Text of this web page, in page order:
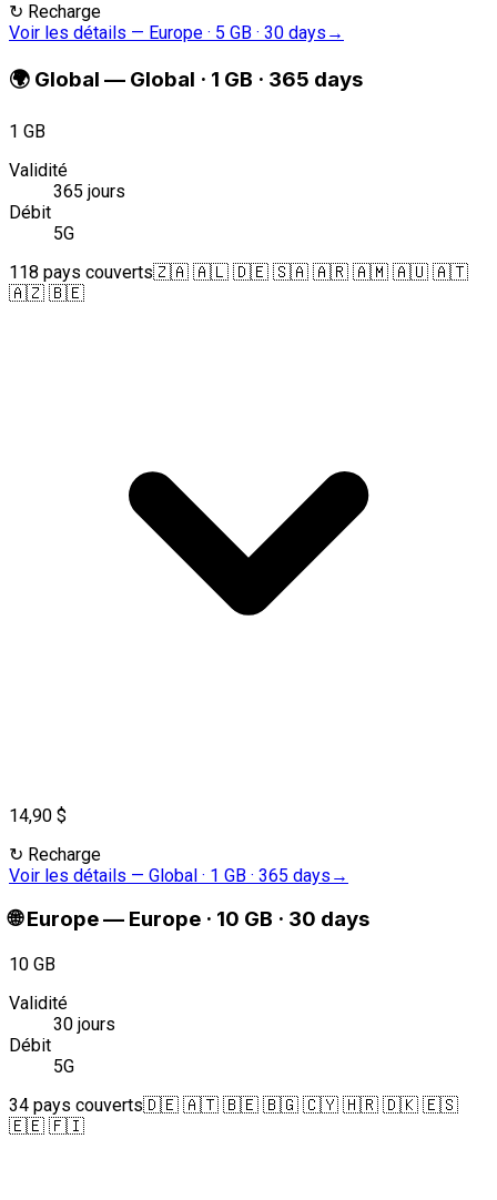
↻ Recharge
Voir les détails — Europe · 5 GB · 30 days →
🌍 Global — Global · 1 GB · 365 days
1 GB
Validité
365 jours
Débit
5G
118 pays couverts🇿🇦 🇦🇱 🇩🇪 🇸🇦 🇦🇷 🇦🇲 🇦🇺 🇦🇹
🇦🇿 🇧🇪
14,90 $
↻ Recharge
Voir les détails — Global · 1 GB · 365 days →
🌐 Europe— Europe · 10 GB · 30 days
10 GB
Validité
30 jours
Débit
5G
34 pays couverts🇩🇪 🇦🇹 🇧🇪 🇧🇬 🇨🇾 🇭🇷 🇩🇰 🇪🇸
🇪🇪 🇫🇮